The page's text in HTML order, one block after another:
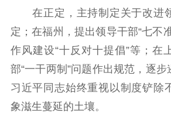
文化人才
紫金人才 职
数据资源
公共服务
在正定，主持制定关于改进
定；在福州，提出领导干部“七不
作风建设“十反对十提倡”等；在
部“一干两制”问题作出规范，逐
习近平同志始终重视以制度铲除
象滋生蔓延的土壤。